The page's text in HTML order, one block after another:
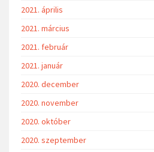
2021. április
2021. március
2021. február
2021. január
2020. december
2020. november
2020. október
2020. szeptember